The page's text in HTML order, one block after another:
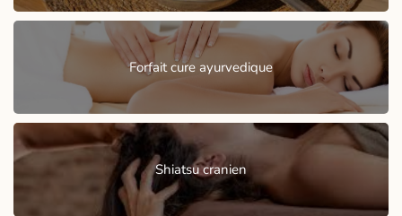
Forfait cure ayurvedique
Shiatsu cranien